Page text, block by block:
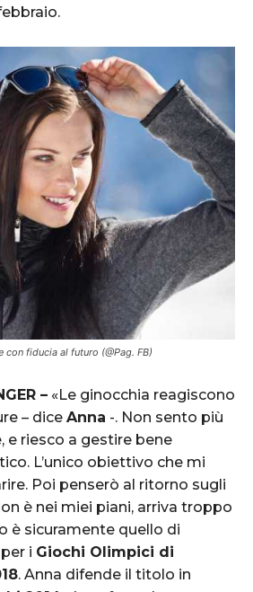
con fiducia al futuro (@Pag. FB)
– «Le ginocchia reagiscono
– dice Anna -. Non sento più
e riesco a gestire bene
L’unico obiettivo che mi
Poi penserò al ritorno sugli
è nei miei piani, arriva troppo
è sicuramente quello di
i Giochi Olimpici di
. Anna difende il titolo in